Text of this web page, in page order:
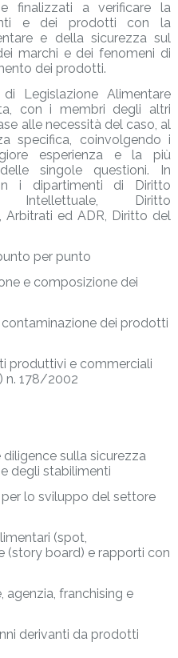
finalizzati a verificare la
e dei prodotti con la
e della sicurezza sul
marchi e dei fenomeni di
dei prodotti.
Legislazione Alimentare
con i membri degli altri
alle necessità del caso, al
specifica, coinvolgendo i
esperienza e la più
singole questioni. In
i dipartimenti di Diritto
Intellettuale, Diritto
Arbitrati ed ADR, Diritto del
per punto
e composizione dei
dei prodotti
produttivi e commerciali
n. 178/2002
sulla sicurezza
degli stabilimenti
lo sviluppo del settore
(spot,
(story board) e rapporti con
agenzia, franchising e
derivanti da prodotti